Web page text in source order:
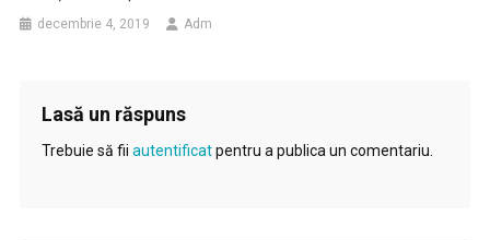
decembrie 4, 2019 Adm
Lasă un răspuns
Trebuie să fii autentificatpentru a publica un comentariu.